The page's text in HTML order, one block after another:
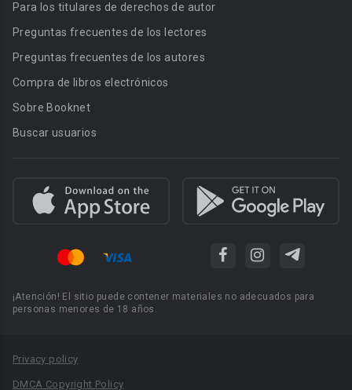
Para los titulares de derechos de autor
Preguntas frecuentes de los lectores
Preguntas frecuentes de los autores
Compra de libros electrónicos
Sobre Booknet
Buscar usuarios
¡Atención! El sitio puede contener materiales no adecuados para
personas menores de 18 años.
Privacy policy
DMCA Copyright Policy